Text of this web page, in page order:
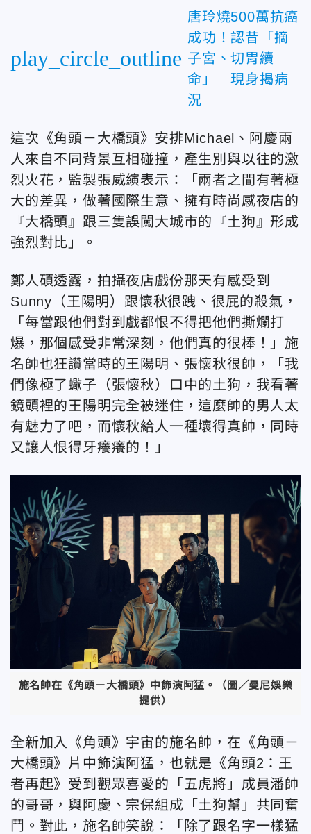
play_circle_outline
唐玲燒500萬抗癌
成功！認昔「摘
子宮、切胃續
命」 現身揭病
況
這次《角頭－大橋頭》安排Michael、阿慶兩
人來自不同背景互相碰撞，產生別與以往的激
烈火花，監製張威縯表示：「兩者之間有著極
大的差異，做著國際生意、擁有時尚感夜店的
『大橋頭』跟三隻誤闖大城市的『土狗』形成
強烈對比」。
鄭人碩透露，拍攝夜店戲份那天有感受到
Sunny（王陽明）跟懷秋很跩、很屁的殺氣，
「每當跟他們對到戲都恨不得把他們撕爛打
爆，那個感受非常深刻，他們真的很棒！」施
名帥也狂讚當時的王陽明、張懷秋很帥，「我
們像極了蠍子（張懷秋）口中的土狗，我看著
鏡頭裡的王陽明完全被迷住，這麼帥的男人太
有魅力了吧，而懷秋給人一種壞得真帥，同時
又讓人恨得牙癢癢的！」
施名帥在《角頭－大橋頭》中飾演阿猛。（圖／曼尼娛樂
提供）
全新加入《角頭》宇宙的施名帥，在《角頭－
大橋頭》片中飾演阿猛，也就是《角頭2：王
者再起》受到觀眾喜愛的「五虎將」成員潘帥
的哥哥，與阿慶、宗保組成「土狗幫」共同奮
鬥。對此，施名帥笑說：「除了跟名字一樣猛